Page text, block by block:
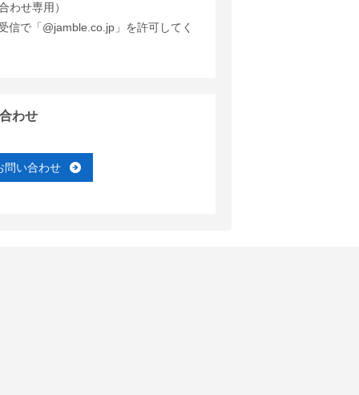
わせ専用）
で「@jamble.co.jp」を許可してく
わせ
問い合わせ